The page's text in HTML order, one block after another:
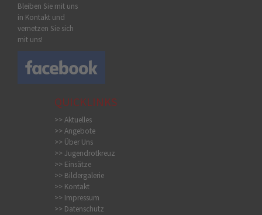
Bleiben Sie mit uns
in Kontakt und
vernetzen Sie sich
mit uns!
QUICKLINKS
>> Aktuelles
>> Angebote
>> Über Uns
>> Jugendrotkreuz
>> Einsätze
>> Bildergalerie
>> Kontakt
>> Impressum
>> Datenschutz